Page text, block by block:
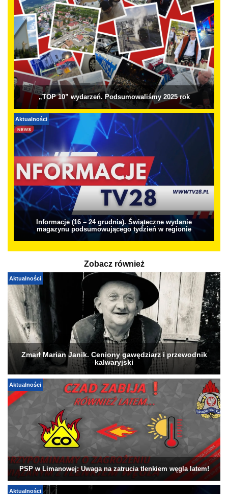
„TOP 10” wydarzeń. Podsumowaliśmy 2025 rok
Aktualności
Informacje (16 – 24 grudnia). Świąteczne wydanie
magazynu podsumowującego tydzień w regionie
Zobacz również
Aktualności
Zmarł Marian Janik. Ceniony gawędziarz i przewodnik
kalwaryjski
Aktualności
PSP w Limanowej: Uwaga na zatrucia tlenkiem węgla latem!
Aktualności